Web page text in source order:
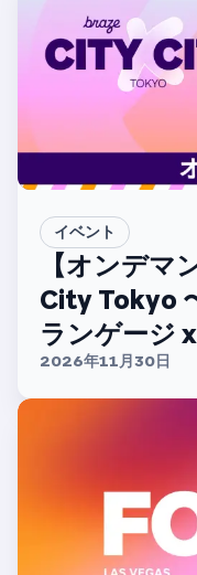
イベント
【オンデ
City Tokyo
ランゲージ
CX〜
2026年11月30日